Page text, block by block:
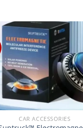
CAR ACCESSORIES